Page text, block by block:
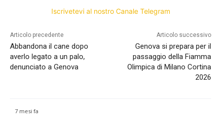
Iscrivetevi al nostro Canale Telegram
Articolo precedente
Abbandona il cane dopo
averlo legato a un palo,
denunciato a Genova
Articolo successivo
Genova si prepara per il
passaggio della Fiamma
Olimpica di Milano Cortina
2026
7 mesi fa